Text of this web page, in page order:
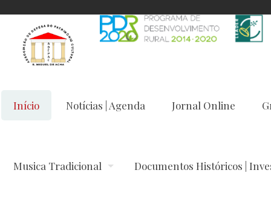
Início Notícias | Agenda Jornal Online
Musica Tradicional Documentos Históricos |